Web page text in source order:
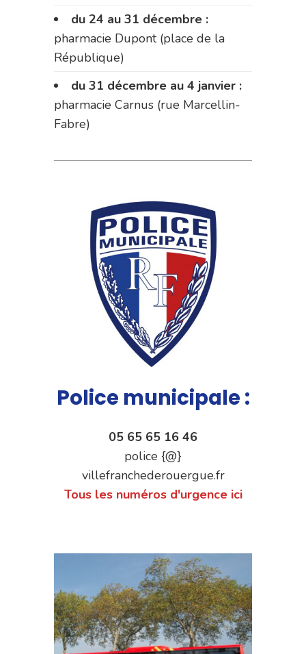
du 24 au 31 décembre :
pharmacie Dupont (place de la
République)
du 31 décembre au 4 janvier :
pharmacie Carnus (rue Marcellin-
Fabre)
Police municipale :
05 65 65 16 46
police {@}
villefranchederouergue.fr
Tous les numéros d'urgence ici